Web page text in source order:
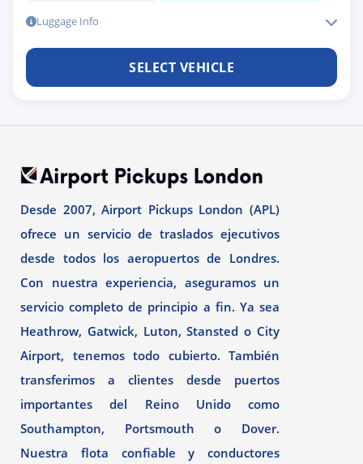
Luggage Info
SELECT VEHICLE
Desde 2007, Airport Pickups London (APL)
ofrece un servicio de traslados ejecutivos
desde todos los aeropuertos de Londres.
Con nuestra experiencia, aseguramos un
servicio completo de principio a fin. Ya sea
Heathrow, Gatwick, Luton, Stansted o City
Airport, tenemos todo cubierto. También
transferimos a clientes desde puertos
importantes del Reino Unido como
Southampton, Portsmouth o Dover.
Nuestra flota confiable y conductores